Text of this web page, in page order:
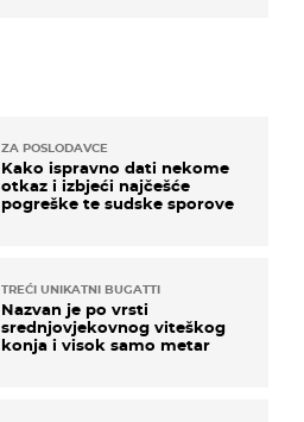
ZA POSLODAVCE
Kako ispravno dati nekome
otkaz i izbjeći najčešće
pogreške te sudske sporove
TREĆI UNIKATNI BUGATTI
Nazvan je po vrsti
srednjovjekovnog viteškog
konja i visok samo metar